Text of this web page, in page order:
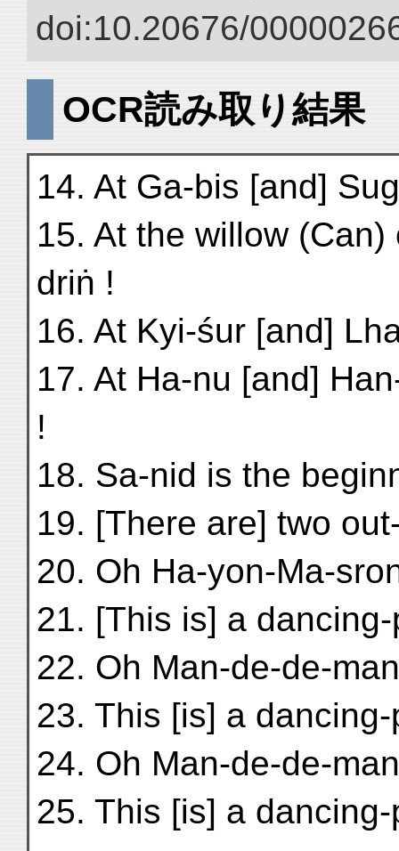
doi:10.20676/
OCR読み取り結果
14. At Ga-bis [and]
15. At the willow
driṅ !
16. At Kyi-śur [and]
17. At Ha-nu [and]
!
18. Sa-nid is the
19. [There are] two
20. Oh Ha-yon-Ma-
21. [This is] a
22. Oh Man-de-de-
23. This [is] a
24. Oh Man-de-de-
25. This [is] a